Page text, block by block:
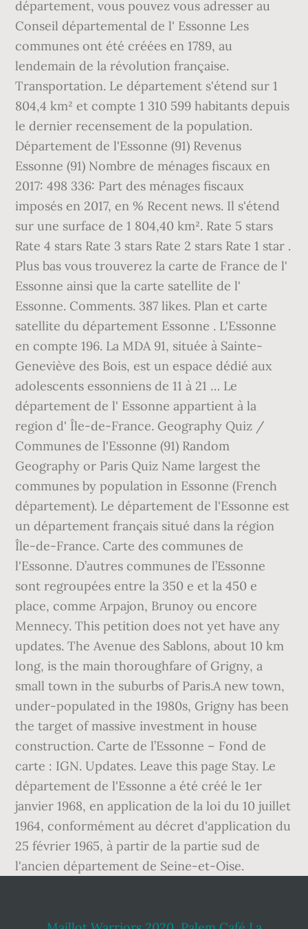
département, vous pouvez vous adresser au
Conseil départemental de l' Essonne Les
communes ont été créées en 1789, au
lendemain de la révolution française.
Transportation. Le département s'étend sur 1
804,4 km² et compte 1 310 599 habitants depuis
le dernier recensement de la population.
Département de l'Essonne (91) Revenus
Essonne (91) Nombre de ménages fiscaux en
2017: 498 336: Part des ménages fiscaux
imposés en 2017, en % Recent news. Il s'étend
sur une surface de 1 804,40 km². Rate 5 stars
Rate 4 stars Rate 3 stars Rate 2 stars Rate 1 star .
Plus bas vous trouverez la carte de France de l'
Essonne ainsi que la carte satellite de l'
Essonne. Comments. 387 likes. Plan et carte
satellite du département Essonne . L'Essonne
en compte 196. La MDA 91, située à Sainte-
Geneviève des Bois, est un espace dédié aux
adolescents essonniens de 11 à 21 … Le
département de l' Essonne appartient à la
region d' Île-de-France. Geography Quiz /
Communes de l'Essonne (91) Random
Geography or Paris Quiz Name largest the
communes by population in Essonne (French
département). Le département de l'Essonne est
un département français situé dans la région
Île-de-France. Carte des communes de
l'Essonne. D’autres communes de l’Essonne
sont regroupées entre la 350 e et la 450 e
place, comme Arpajon, Brunoy ou encore
Mennecy. This petition does not yet have any
updates. The Avenue des Sablons, about 10 km
long, is the main thoroughfare of Grigny, a
small town in the suburbs of Paris.A new town,
under-populated in the 1980s, Grigny has been
the target of massive investment in house
construction. Carte de l’Essonne – Fond de
carte : IGN. Updates. Leave this page Stay. Le
département de l'Essonne a été créé le 1er
janvier 1968, en application de la loi du 10 juillet
1964, conformément au décret d'application du
25 février 1965, à partir de la partie sud de
l'ancien département de Seine-et-Oise.